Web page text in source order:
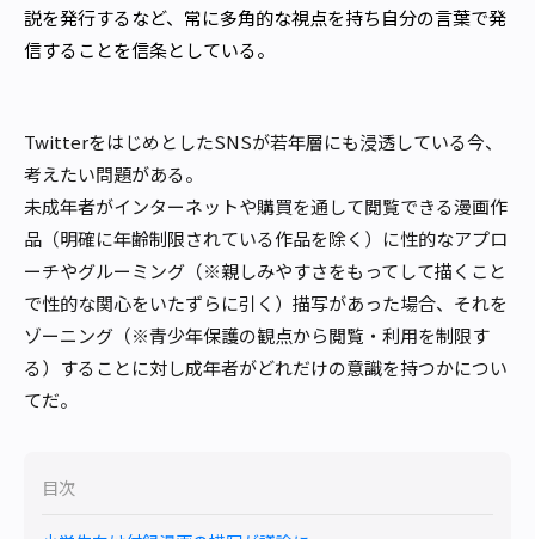
説を発行するなど、常に多角的な視点を持ち自分の言葉で発
信することを信条としている。
TwitterをはじめとしたSNSが若年層にも浸透している今、
考えたい問題がある。
未成年者がインターネットや購買を通して閲覧できる漫画作
品（明確に年齢制限されている作品を除く）に性的なアプロ
ーチやグルーミング（※親しみやすさをもってして描くこと
で性的な関心をいたずらに引く）描写があった場合、それを
ゾーニング（※青少年保護の観点から閲覧・利用を制限す
る）することに対し成年者がどれだけの意識を持つかについ
てだ。
目次